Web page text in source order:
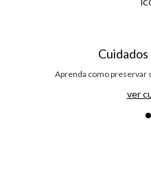
Cuidados
Aprenda como preservar
ver